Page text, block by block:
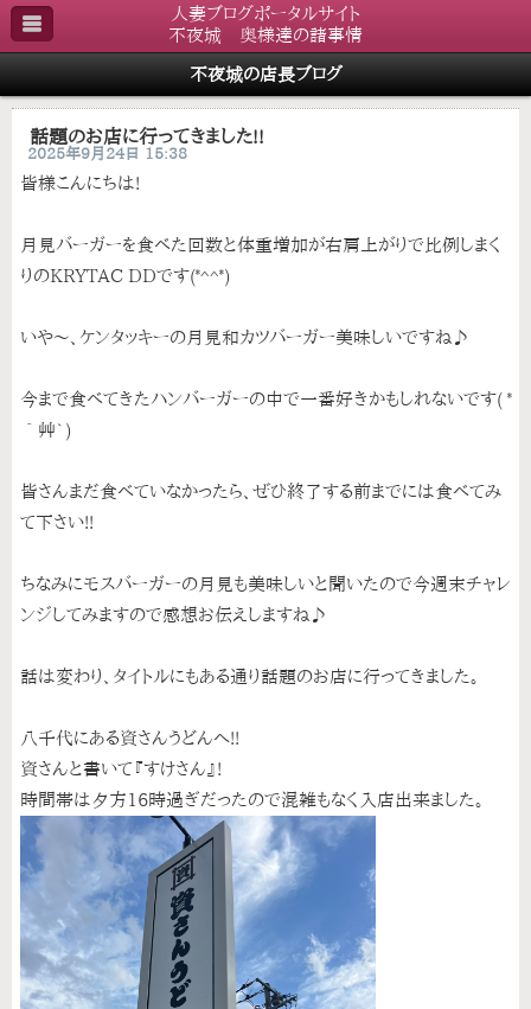
人妻ブログポータルサイト
不夜城 奥様達の諸事情
不夜城の店長ブログ
話題のお店に行ってきました!!
2025年9月24日 15:38
皆様こんにちは!
月見バーガーを食べた回数と体重増加が右肩上がりで比例しまく
りのKRYTAC DDです(*^^*)
いや～、ケンタッキーの月見和カツバーガー美味しいですね♪
今まで食べてきたハンバーガーの中で一番好きかもしれないです( *
´艸`)
皆さんまだ食べていなかったら、ぜひ終了する前までには食べてみ
て下さい!!
ちなみにモスバーガーの月見も美味しいと聞いたので今週末チャレ
ンジしてみますので感想お伝えしますね♪
話は変わり、タイトルにもある通り話題のお店に行ってきました。
八千代にある資さんうどんへ!!
資さんと書いて『すけさん』!
時間帯は夕方16時過ぎだったので混雑もなく入店出来ました。